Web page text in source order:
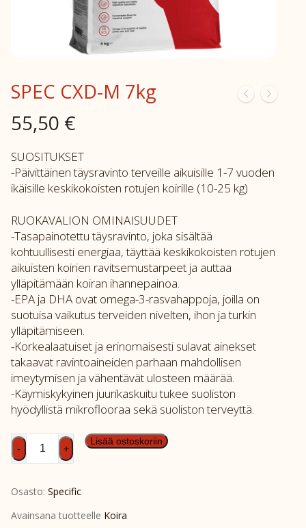
SPEC CXD-M 7kg
55,50 €
SUOSITUKSET
-Päivittäinen täysravinto terveille aikuisille 1-7 vuoden
ikäisille keskikokoisten rotujen koirille (10-25 kg)
RUOKAVALION OMINAISUUDET
-Tasapainotettu täysravinto, joka sisältää
kohtuullisesti energiaa, täyttää keskikokoisten rotujen
aikuisten koirien ravitsemustarpeet ja auttaa
ylläpitämään koiran ihannepainoa.
-EPA ja DHA ovat omega-3-rasvahappoja, joilla on
suotuisa vaikutus terveiden nivelten, ihon ja turkin
ylläpitämiseen.
-Korkealaatuiset ja erinomaisesti sulavat ainekset
takaavat ravintoaineiden parhaan mahdollisen
imeytymisen ja vähentävät ulosteen määrää.
-Käymiskykyinen juurikaskuitu tukee suoliston
hyödyllistä mikroflooraa sekä suoliston terveyttä.
SPEC
CXD-
7kg
määrä
- +
Lisää ostoskoriin
Osasto: Specific
Avainsana tuotteelle Koira